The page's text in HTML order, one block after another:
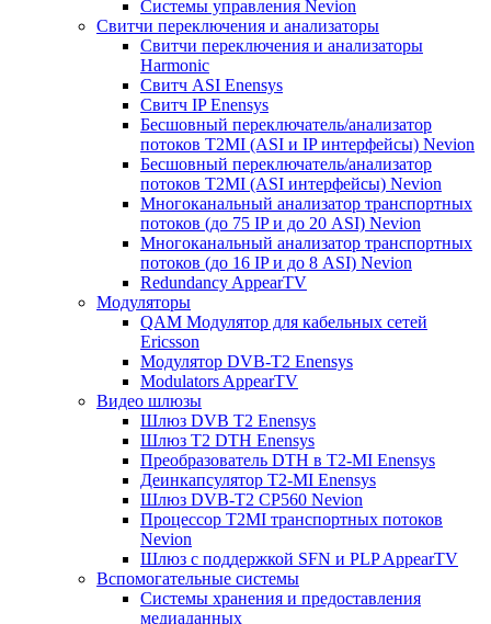
Cистемы управления Nevion
Свитчи переключения и анализаторы
Свитчи переключения и анализаторы
Harmonic
Свитч ASI Enensys
Свитч IP Enensys
Бесшовный переключатель/анализатор
потоков T2MI (ASI и IP интерфейсы) Nevion
Бесшовный переключатель/анализатор
потоков T2MI (ASI интерфейсы) Nevion
Многоканальный анализатор транспортных
потоков (до 75 IP и до 20 ASI) Nevion
Многоканальный анализатор транспортных
потоков (до 16 IP и до 8 ASI) Nevion
Redundancy AppearTV
Модуляторы
QAM Модулятор для кабельных сетей
Ericsson
Модулятор DVB-T2 Enensys
Modulators AppearTV
Видео шлюзы
Шлюз DVB T2 Enensys
Шлюз T2 DTH Enensys
Преобразователь DTH в T2-MI Enensys
Деинкапсулятор T2-MI Enensys
Шлюз DVB-T2 CP560 Nevion
Процессор T2MI транспортных потоков
Nevion
Шлюз с поддержкой SFN и PLP AppearTV
Вспомогательные системы
Системы хранения и предоставления
медиаданных